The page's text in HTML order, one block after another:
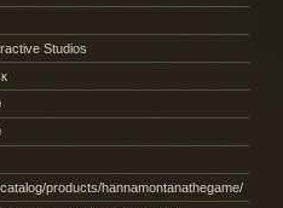
Studios
products/hannamontanathegame/